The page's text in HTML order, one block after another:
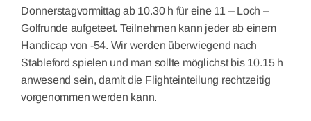
Donnerstagvormittag ab 10.30 h für eine 11 – Loch –
Golfrunde aufgeteet. Teilnehmen kann jeder ab einem
Handicap von -54. Wir werden überwiegend nach
Stableford spielen und man sollte möglichst bis 10.15 h
anwesend sein, damit die Flighteinteilung rechtzeitig
vorgenommen werden kann.